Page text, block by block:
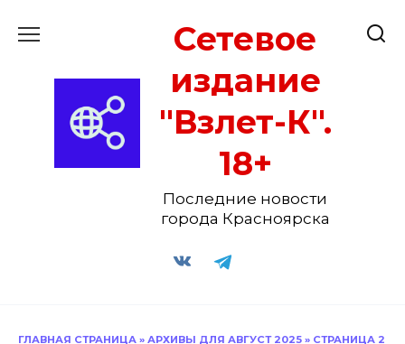
Сетевое
издание
"Взлет-К".
18+
Последние новости
города Красноярска
ГЛАВНАЯ СТРАНИЦА » АРХИВЫ ДЛЯ АВГУСТ 2025 » СТРАНИЦА 2